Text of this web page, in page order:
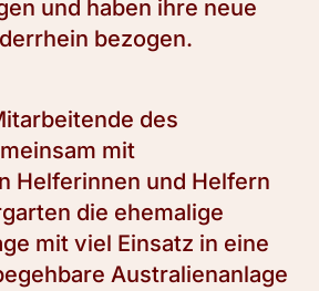
und haben ihre neue
bezogen.
des
mit
Helferinnen und Helfern
die ehemalige
mit viel Einsatz in eine
Australienanlage